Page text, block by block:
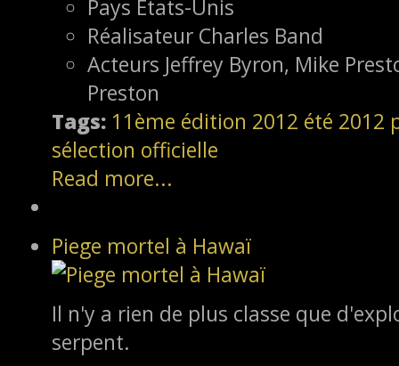
Pays Etats-Unis
Réalisateur Charles Band
Acteurs Jeffrey Byron, Mike
Preston
Tags: 11ème édition 2012 été 2012
sélection officielle
Read more...
Piege mortel à Hawaï
Il n'y a rien de plus classe que
serpent.